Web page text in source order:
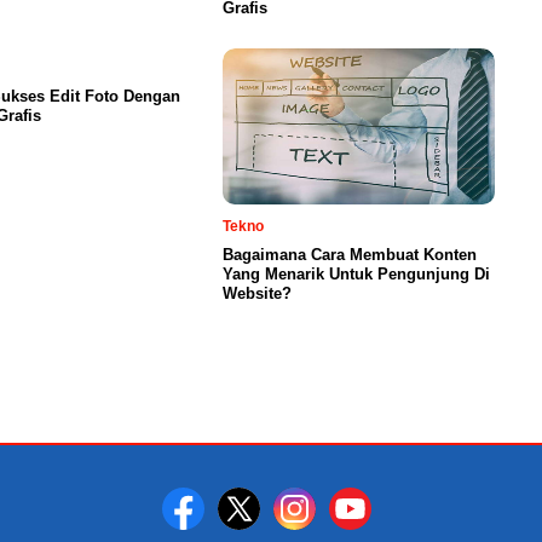
Grafis
Edit Foto Dengan
Tekno
Bagaimana Cara Membuat Konten
Yang Menarik Untuk Pengunjung Di
Website?